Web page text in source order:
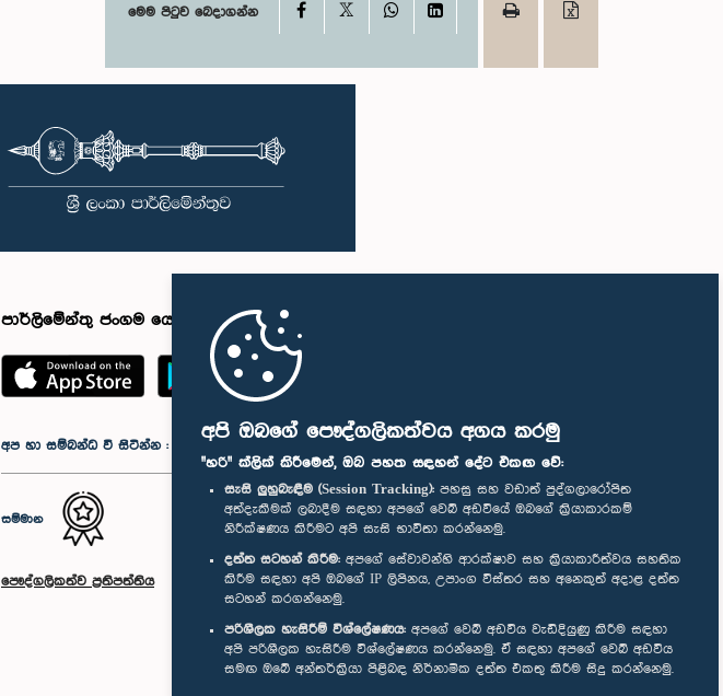
අපි ඔබගේ පෞද්ගලිකත්වය අගය කරමු
"හරි" ක්ලික් කිරීමෙන්, ඔබ පහත සඳහන් දේට එකඟ වේ:
සැසි ලුහුබැඳීම (Session Tracking): පහසු සහ වඩාත් පුද්ගලාරෝපිත
අත්දැකීමක් ලබාදීම සඳහා අපගේ වෙබ් අඩවියේ ඔබගේ ක්‍රියාකාරකම්
නිරීක්ෂණය කිරීමට අපි සැසි භාවිතා කරන්නෙමු.
දත්ත සටහන් කිරීම: අපගේ සේවාවන්හි ආරක්ෂාව සහ ක්‍රියාකාරීත්වය සහතික
කිරීම සඳහා අපි ඔබගේ IP ලිපිනය, උපාංග විස්තර සහ අනෙකුත් අදාළ දත්ත
සටහන් කරගන්නෙමු.
පරිශීලක හැසිරීම් විශ්ලේෂණය: අපගේ වෙබ් අඩවිය වැඩිදියුණු කිරීම සඳහා
අපි පරිශීලක හැසිරීම විශ්ලේෂණය කරන්නෙමු. ඒ සඳහා අපගේ වෙබ් අඩවිය
සමඟ ඔබේ අන්තර්ක්‍රියා පිළිබඳ නිර්නාමික දත්ත එකතු කිරීම සිදු කරන්නෙමු.
මෙම පිටුව බෙදාගන්න Facebook WhatsAppLinkedIn
පාර්ලිමේන්තු ජංගම යෙදුම
අප හා සම්බන්ධ වී සිටින්න :
සම්මාන
පෞද්ගලිකත්ව ප්‍රතිපත්තිය